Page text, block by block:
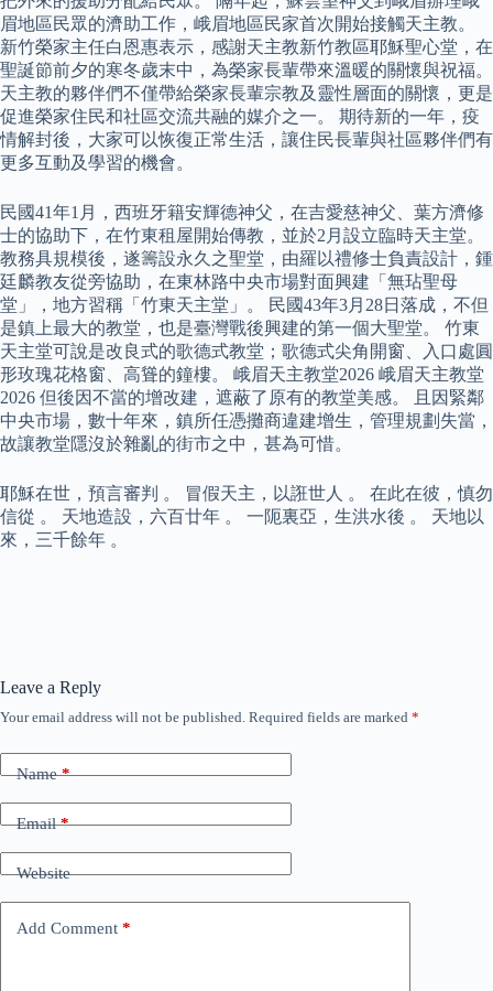
眉地區民眾的濟助工作，峨眉地區民家首次開始接觸天主教。
新竹榮家主任白恩惠表示，感謝天主教新竹教區耶穌聖心堂，在
聖誕節前夕的寒冬歲末中，為榮家長輩帶來溫暖的關懷與祝福。
天主教的夥伴們不僅帶給榮家長輩宗教及靈性層面的關懷，更是
促進榮家住民和社區交流共融的媒介之一。 期待新的一年，疫
情解封後，大家可以恢復正常生活，讓住民長輩與社區夥伴們有
更多互動及學習的機會。
民國41年1月，西班牙籍安輝德神父，在吉愛慈神父、葉方濟修
士的協助下，在竹東租屋開始傳教，並於2月設立臨時天主堂。
教務具規模後，遂籌設永久之聖堂，由羅以禮修士負責設計，鍾
廷麟教友從旁協助，在東林路中央市場對面興建「無玷聖母
堂」，地方習稱「竹東天主堂」。 民國43年3月28日落成，不但
是鎮上最大的教堂，也是臺灣戰後興建的第一個大聖堂。 竹東
天主堂可說是改良式的歌德式教堂；歌德式尖角開窗、入口處圓
形玫瑰花格窗、高聳的鐘樓。 峨眉天主教堂2026 峨眉天主教堂
2026 但後因不當的增改建，遮蔽了原有的教堂美感。 且因緊鄰
中央市場，數十年來，鎮所任憑攤商違建增生，管理規劃失當，
故讓教堂隱沒於雜亂的街市之中，甚為可惜。
耶穌在世，預言審判 。 冒假天主，以誑世人 。 在此在彼，慎勿
信從 。 天地造設，六百廿年 。 一阨裏亞，生洪水後 。 天地以
來，三千餘年 。
Leave a Reply
Your email address will not be published. Required fields are marked *
Name*
Email*
Website
Add Comment *